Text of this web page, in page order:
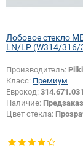
Лобовое стекло
LN/LP (W314/316/
Производитель:
Класс: Премиум
Еврокод:
Наличие: Предзаказ
Цвет стекла: